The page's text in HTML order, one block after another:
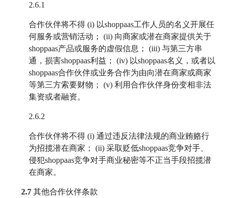
2.6.1
合作伙伴将不得 (i) 以shoppaas工作人员的名义开展任
何服务或营销活动； (ii) 向商家或潜在商家提供关于
shoppaas产品或服务的虚假信息； (iii) 与第三方串
通，损害shoppaas利益； (iv) 以shoppaas名义，或者以
shoppaas合作伙伴或业务合作为由向潜在商家或商家
等第三方索要财物； (v) 利用合作伙伴身份变相非法
集资或者融资。
2.6.2
合作伙伴将不得 (i) 通过违反法律法规的商业贿赂行
为招揽潜在商家； (ii) 采取贬低shoppaas竞争对手、
侵犯shoppaas竞争对手商业秘密等不正当手段招揽潜
在商家。
2.7 其他合作伙伴条款